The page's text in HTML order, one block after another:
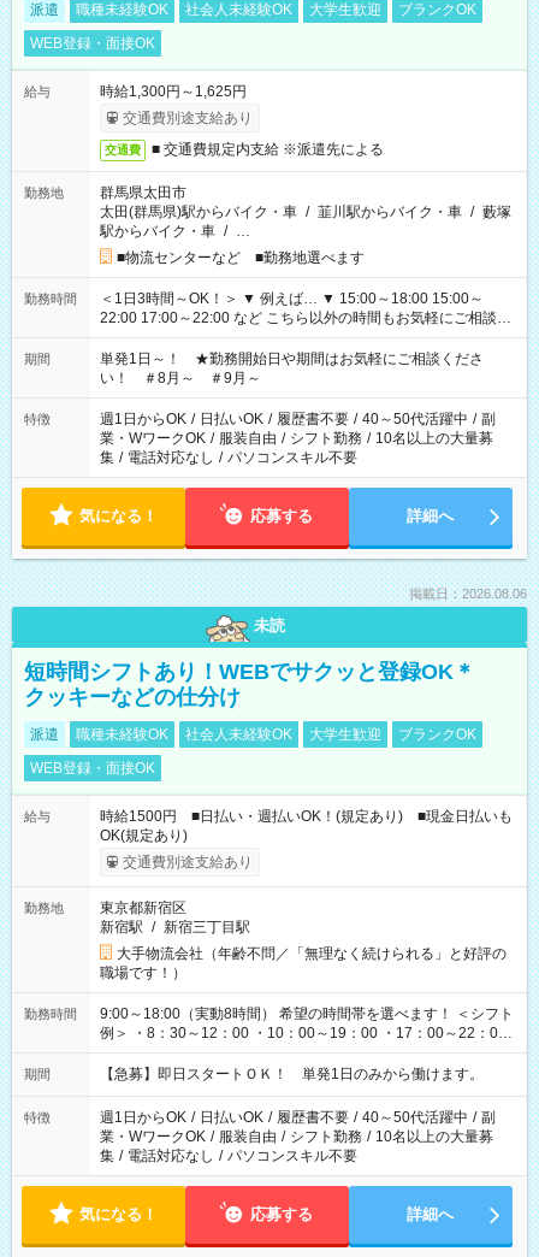
派遣 職種未経験OK 社会人未経験OK 大学生歓迎
ブランクOK
WEB登録・面接OK
給与
時給1,300円～1,625円
交通費別途支給あり
交通費 ■ 交通費規定内支給 ※派遣先による
勤務地
群馬県太田市
太田(群馬県)駅からバイク・車 / 韮川駅からバイク・車 / 藪塚
駅からバイク・車 / …
■物流センターなど ■勤務地選べます
勤務時間
＜1日3時間～OK！＞ ▼ 例えば… ▼ 15:00～18:00 15:00～
22:00 17:00～22:00 など こちら以外の時間もお気軽にご相談く
ださい！
期間
単発1日～！ ★勤務開始日や期間はお気軽にご相談くださ
い！ ＃8月～ ＃9月～
特徴 週1日からOK / 日払いOK / 履歴書不要 / 40～50代活躍中 / 副
業・WワークOK / 服装自由 / シフト勤務 / 10名以上の大量募
集 / 電話対応なし / パソコンスキル不要
気になる！ 応募する 詳細へ
掲載日：2026.08.06
未読
短時間シフトあり！WEBでサクッと登録OK＊
クッキーなどの仕分け
派遣 職種未経験OK 社会人未経験OK 大学生歓迎
ブランクOK
WEB登録・面接OK
給与
時給1500円 ■日払い・週払いOK！(規定あり) ■現金日払いも
OK(規定あり)
交通費別途支給あり
勤務地
東京都新宿区
新宿駅 / 新宿三丁目駅
大手物流会社（年齢不問／「無理なく続けられる」と好評の
職場です！）
勤務時間
9:00～18:00（実動8時間） 希望の時間帯を選べます！ ＜シフト
例＞ ・8：30～12：00 ・10：00～19：00 ・17：00～22：00
・13：00～22：00 ・22：00～翌6：00 など
期間 【急募】即日スタートＯＫ！ 単発1日のみから働けます。
特徴 週1日からOK / 日払いOK / 履歴書不要 / 40～50代活躍中 / 副
業・WワークOK / 服装自由 / シフト勤務 / 10名以上の大量募
集 / 電話対応なし / パソコンスキル不要
気になる！ 応募する 詳細へ